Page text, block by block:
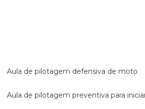
aula de pilotagem defensiva de moto
aula de pilotagem preventiva para